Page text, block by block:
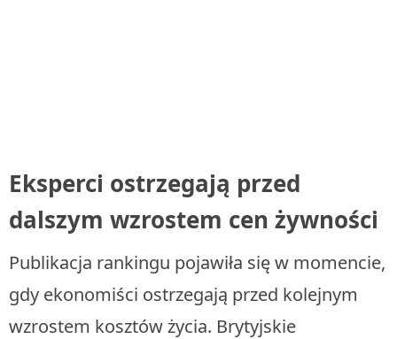
Eksperci ostrzegają przed
dalszym wzrostem cen żywności
Publikacja rankingu pojawiła się w momencie,
gdy ekonomiści ostrzegają przed kolejnym
wzrostem kosztów życia. Brytyjskie